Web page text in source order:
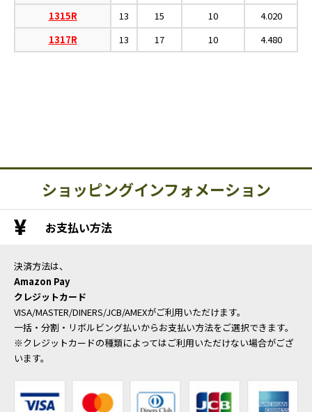
1315R
13 15 10
4.020
1317R
13 17 10 4.480
ショッピングインフォメーション
お支払い方法
決済方法は、
Amazon Pay
クレジットカード
VISA/MASTER/DINERS/JCB/AMEXがご利用いただけます。
一括・分割・リボルビング払いからお支払い方法をご選択できます。
※クレジットカードの種類によってはご利用いただけない場合がござ
います。